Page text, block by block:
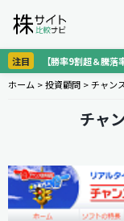
注目
【勝率9割超＆騰
ホーム >投資顧問 >チャン
チャ